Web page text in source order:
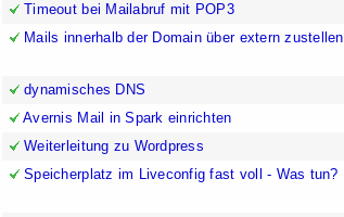
Timeout bei Mailabruf mit POP3
Mails innerhalb der Domain über extern zustellen
dynamisches DNS
Avernis Mail in Spark einrichten
Weiterleitung zu Wordpress
Speicherplatz im Liveconfig fast voll - Was tun?